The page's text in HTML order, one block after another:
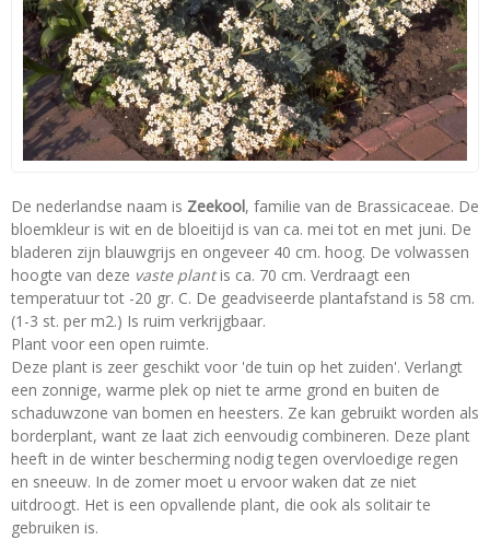
De nederlandse naam is Zeekool, familie van de Brassicaceae. De
bloemkleur is wit en de bloeitijd is van ca. mei tot en met juni. De
bladeren zijn blauwgrijs en ongeveer 40 cm. hoog. De volwassen
hoogte van deze vaste plantis ca. 70 cm. Verdraagt een
temperatuur tot -20 gr. C. De geadviseerde plantafstand is 58 cm.
(1-3 st. per m2.) Is ruim verkrijgbaar.
Plant voor een open ruimte.
Deze plant is zeer geschikt voor 'de tuin op het zuiden'. Verlangt
een zonnige, warme plek op niet te arme grond en buiten de
schaduwzone van bomen en heesters. Ze kan gebruikt worden als
borderplant, want ze laat zich eenvoudig combineren. Deze plant
heeft in de winter bescherming nodig tegen overvloedige regen
en sneeuw. In de zomer moet u ervoor waken dat ze niet
uitdroogt. Het is een opvallende plant, die ook als solitair te
gebruiken is.